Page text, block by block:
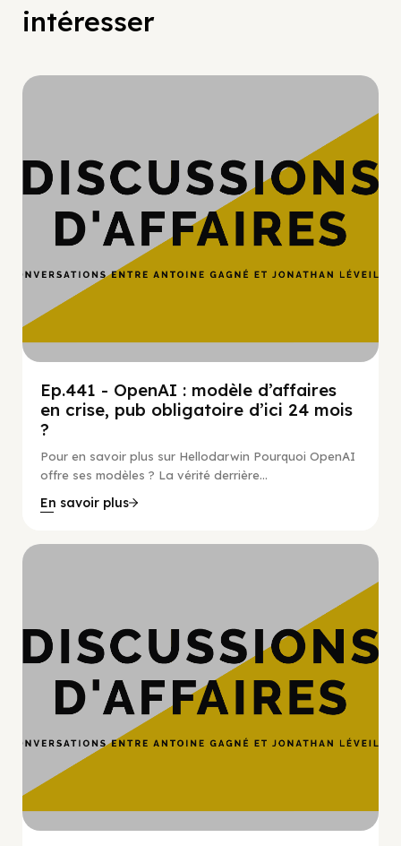
intéresser
Ep.441 - OpenAI : modèle d’affaires
en crise, pub obligatoire d’ici 24 mois
?
Pour en savoir plus sur Hellodarwin Pourquoi OpenAI
offre ses modèles ? La vérité derrière...
En savoir plus